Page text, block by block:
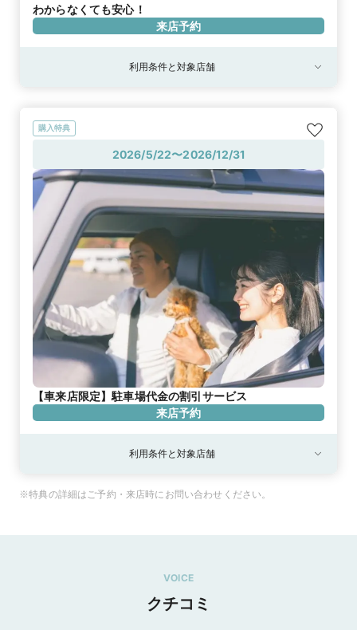
わからなくても安心！
来店予約
利用条件と対象店舗
購入特典
2026/5/22〜2026/12/31
【車来店限定】駐車場代金の割引サービス
来店予約
利用条件と対象店舗
※特典の詳細はご予約・来店時にお問い合わせください。
VOICE
クチコミ